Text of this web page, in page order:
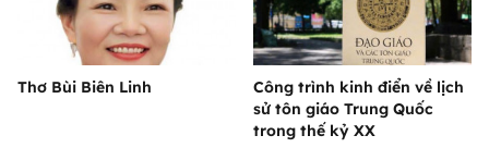
Thơ Bùi Biên Linh
Công trình kinh điển về lịch
sử tôn giáo Trung Quốc
trong thế kỷ XX